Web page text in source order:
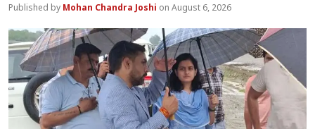
Mohan Chandra Joshi August 6, 2026